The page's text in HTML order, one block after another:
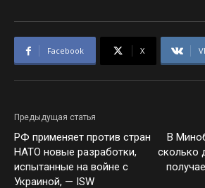
Facebook X
Предыдущая статья
РФ применяет против стран
НАТО новые разработки,
испытанные на войне с
Украиной, — ISW
В
сколько